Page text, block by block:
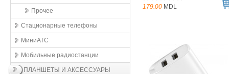
Прочее
Стационарные телефоны
МиниАТС
Мобильные радиостанции
ПЛАНШЕТЫ И АКСЕССУАРЫ
179.00 MDL